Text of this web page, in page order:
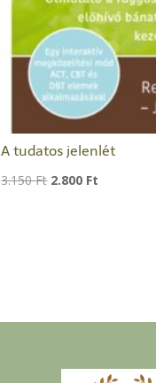
A tudatos jelenlét
3.150Ft Original
2.800 Ft